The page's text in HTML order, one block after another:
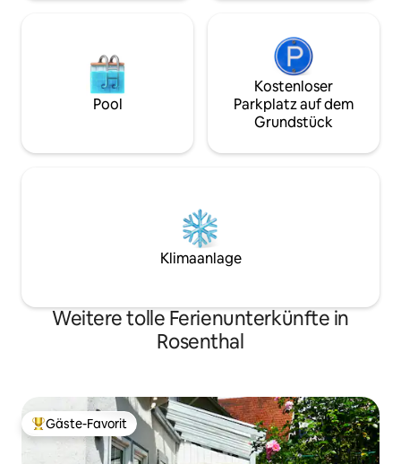
Pool
Kostenloser
Parkplatz auf dem
Grundstück
Klimaanlage
Weitere tolle Ferienunterkünfte in
Rosenthal
Beliebter Gäste-Favorit.
Gäste-Favorit